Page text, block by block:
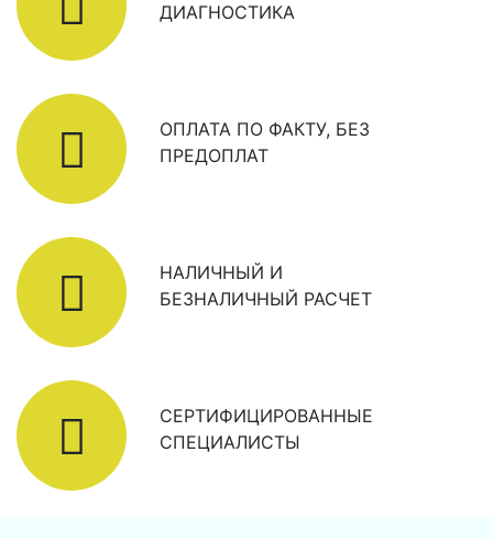
ДИАГНОСТИКА
ОПЛАТА ПО ФАКТУ, БЕЗ
ПРЕДОПЛАТ
НАЛИЧНЫЙ И
БЕЗНАЛИЧНЫЙ РАСЧЕТ
СЕРТИФИЦИРОВАННЫЕ
СПЕЦИАЛИСТЫ